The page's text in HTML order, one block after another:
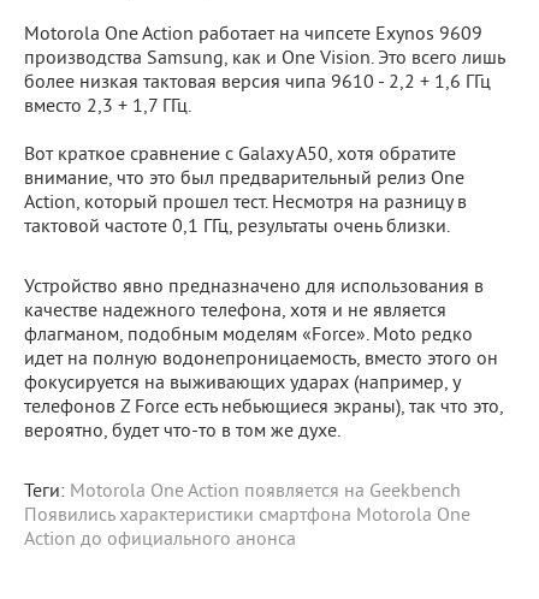
Motorola One Action работает на чипсете Exynos 9609
производства Samsung, как и One Vision. Это всего лишь
более низкая тактовая версия чипа 9610 - 2,2 + 1,6 ГГц
вместо 2,3 + 1,7 ГГц.
Вот краткое сравнение с Galaxy A50, хотя обратите
внимание, что это был предварительный релиз One
Action, который прошел тест. Несмотря на разницу в
тактовой частоте 0,1 ГГц, результаты очень близки.
Устройство явно предназначено для использования в
качестве надежного телефона, хотя и не является
флагманом, подобным моделям «Force». Moto редко
идет на полную водонепроницаемость, вместо этого он
фокусируется на выживающих ударах (например, у
телефонов Z Force есть небьющиеся экраны), так что это,
вероятно, будет что-то в том же духе.
Теги: Motorola One Action появляется на Geekbench
Появились характеристики смартфона Motorola One
Action до официального анонса